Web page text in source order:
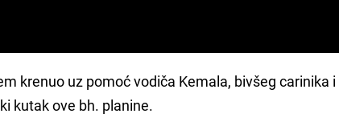
krenuo uz pomoć vodiča Kemala, bivšeg carinika i
kutak ove bh. planine.